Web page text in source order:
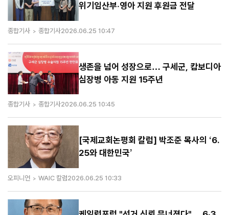
위기임산부·영아 지원 후원금 전달
종합기사 종합기사2026.06.25 10:47
생존을 넘어 성장으로… 구세군, 캄보디아
심장병 아동 지원 15주년
종합기사 종합기사2026.06.25 10:45
[국제교회논평회 칼럼] 박조준 목사의 ‘6.
25와 대한민국’
오피니언 WAIC 칼럼2026.06.25 10:33